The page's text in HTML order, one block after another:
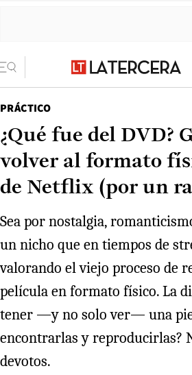
PRÁCTICO
¿Qué fue del DVD?
volver al formato
de Netflix (por un
Sea por nostalgia,
un nicho que en tiempos de
valorando el viejo proceso de
película en formato físico. La
tener —y no solo ver— una
encontrarlas y reproducirlas?
devotos.